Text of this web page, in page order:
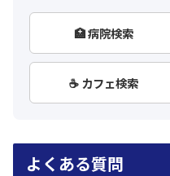
🏥 病院検索
☕ カフェ検索
よくある質問